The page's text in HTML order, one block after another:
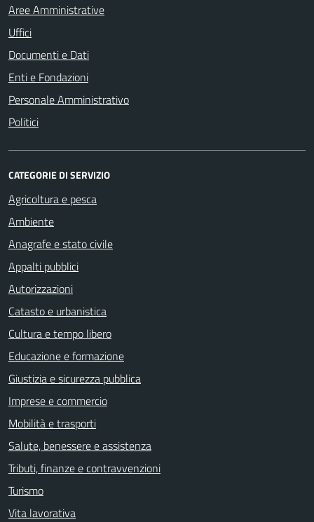
Aree Amministrative
Uffici
Documenti e Dati
Enti e Fondazioni
Personale Amministrativo
Politici
CATEGORIE DI SERVIZIO
Agricoltura e pesca
Ambiente
Anagrafe e stato civile
Appalti pubblici
Autorizzazioni
Catasto e urbanistica
Cultura e tempo libero
Educazione e formazione
Giustizia e sicurezza pubblica
Imprese e commercio
Mobilità e trasporti
Salute, benessere e assistenza
Tributi, finanze e contravvenzioni
Turismo
Vita lavorativa